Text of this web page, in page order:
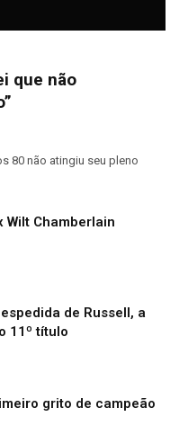
que não
80 não atingiu seu pleno
Wilt Chamberlain
de Russell, a
11º título
grito de campeão